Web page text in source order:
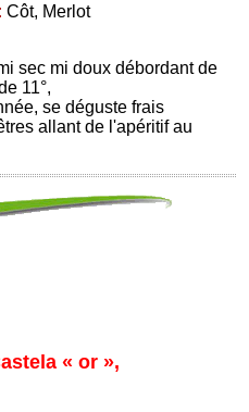
Côt, Merlot
sec mi doux débordant de
11°,
se déguste frais
allant de l'apéritif au
« or »,